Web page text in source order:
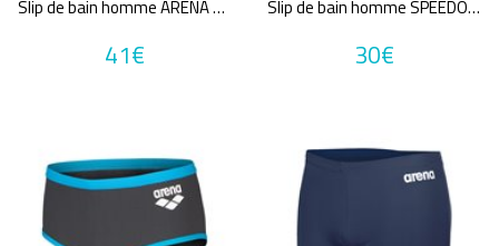
Slip de bain homme ARENA MEN'S ARENA FIREFLOW SWIM BRIEFS
41€
Slip de bain homme SPEEDO ECO+ ML SOLID BRIEF BLU
30€